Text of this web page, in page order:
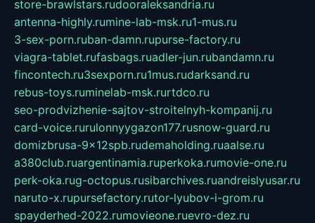
store-brawlstars.rudooraleksandria.ru
antenna-highly.rumine-lab-msk.ru1-mus.ru
3-sex-porn.ruban-damn.rupurse-factory.ru
viagra-tablet.rufasbags.ruadler-jun.rubandamn.ru
fincontech.ru3sexporn.ru1mus.rudarksand.ru
rebus-toys.ruminelab-msk.rurtdco.ru
seo-prodvizhenie-sajtov-stroitelnyh-kompanij.ru
card-voice.rurulonnyygazon177.rusnow-guard.ru
domizbrusa-9x12spb.rudemaholding.ruaalse.ru
a380club.ruargentinamia.ruperkoka.rumovie-one.ru
perk-oka.rug-octopus.rusibarchives.ruandreislyusar.ru
naruto-x.rupursefactory.rutor-lyubov-i-grom.ru
spayderhed-2022.rumovieone.ruevro-dez.ru